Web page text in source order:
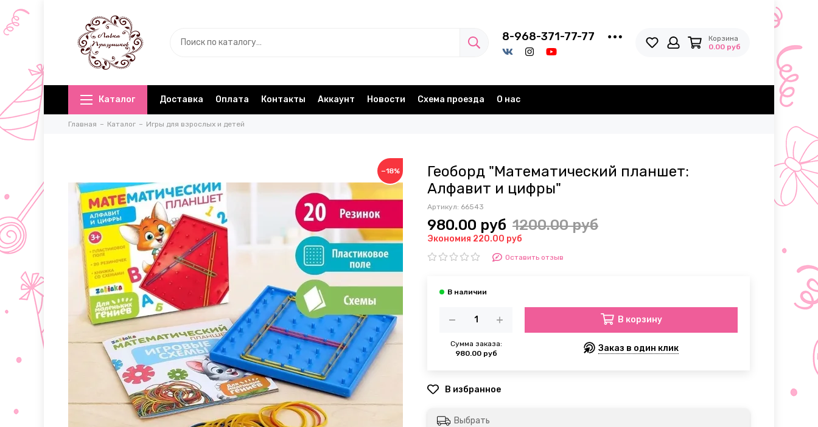
8-968-371-77-77
Корзина
0.00 руб
Каталог Доставка Оплата Контакты Аккаунт Новости Схема проезда О нас
Главная Каталог Игры для взрослых и детей
−18%
Геоборд "Математический планшет:
Алфавит и цифры"
Артикул: 66543
980.00 руб 1200.00 руб
Экономия 220.00 руб
Оставить отзыв
Сумма заказа:
980.00 руб
В корзину
Заказ в один клик
Выбрать